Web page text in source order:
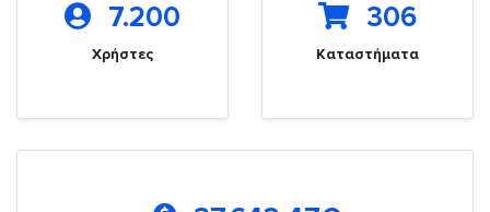
7.200
Χρήστες
306
Καταστήματα